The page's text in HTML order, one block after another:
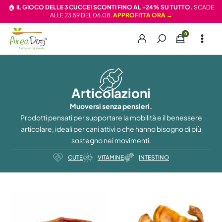
contenuto
🏠 IL GIOCO DELLE 3 CUCCE! SCONTI FINO AL -24% SU TUTTO. SCADE
ALLE 23.59 DEL 06.08.APPROFITTA ORA →
Articolazioni
Muoversi senza pensieri.
Prodotti pensati per supportare la mobilità e il benessere
articolare, ideali per cani attivi o che hanno bisogno di più
sostegno nei movimenti.
CUTE VITAMINE INTESTINO